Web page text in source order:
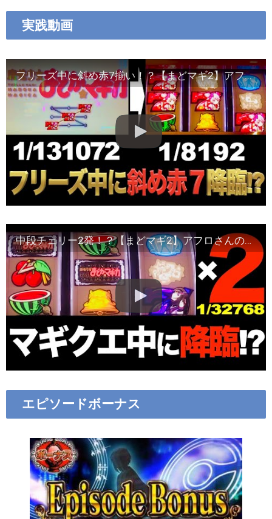
実践動画
フリーズ中に斜め赤7揃い！？【まどマギ2】アフロさんの稼働日記#18
中段チェリー2発！？【まどマギ2】アフロさんの稼働日記#22
エピソードボーナス